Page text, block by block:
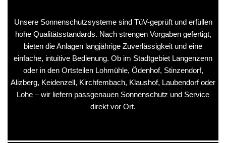
Unsere Sonnenschutzsysteme sind TüV-geprüft und erfüllen
hohe Qualitätsstandards. Nach strengen Vorgaben gefertigt,
bieten die Anlagen langjährige Zuverlässigkeit und eine
einfache, intuitive Bedienung. Ob im Stadtgebiet Langenzenn
oder in den Ortsteilen Lohmühle, Ödenhof, Stinzendorf,
Alizberg, Keidenzell, Kirchfembach, Klaushof, Laubendorf oder
Lohe – wir liefern passgenauen Sonnenschutz und Service
direkt vor Ort.